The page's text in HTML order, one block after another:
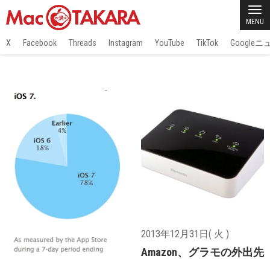
MENU
X Facebook Threads Instagram YouTube TikTok Googleニ
2013年12月31日( 火 )
Amazon、グラモの外出先